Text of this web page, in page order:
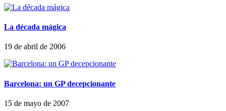
La década mágica
19 de abril de 2006
Barcelona: un GP decepcionante
15 de mayo de 2007